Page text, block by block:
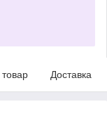
товар Доставка